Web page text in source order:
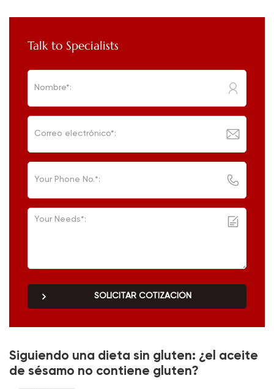
Talk to Specialists
SOLICITAR COTIZACIÓN
Siguiendo una dieta sin gluten: ¿el aceite
de sésamo no contiene gluten?